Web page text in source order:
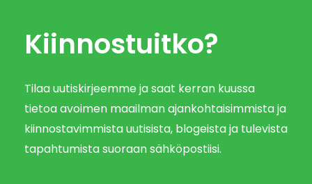
Kiinnostuitko?
Tilaa uutiskirjeemme ja saat kerran kuussa
tietoa avoimen maailman ajankohtaisimmista ja
kiinnostavimmista uutisista, blogeista ja tulevista
tapahtumista suoraan sähköpostiisi.